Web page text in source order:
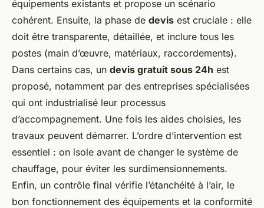
équipements existants et propose un scénario
cohérent. Ensuite, la phase de devis est cruciale : elle
doit être transparente, détaillée, et inclure tous les
postes (main d’œuvre, matériaux, raccordements).
Dans certains cas, un devis gratuit sous 24h est
proposé, notamment par des entreprises spécialisées
qui ont industrialisé leur processus
d’accompagnement. Une fois les aides choisies, les
travaux peuvent démarrer. L’ordre d’intervention est
essentiel : on isole avant de changer le système de
chauffage, pour éviter les surdimensionnements.
Enfin, un contrôle final vérifie l’étanchéité à l’air, le
bon fonctionnement des équipements et la conformité